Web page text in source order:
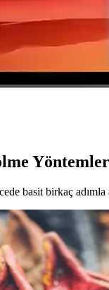
Durduruldu:
yüksek üretim
Cam
basit birkaç